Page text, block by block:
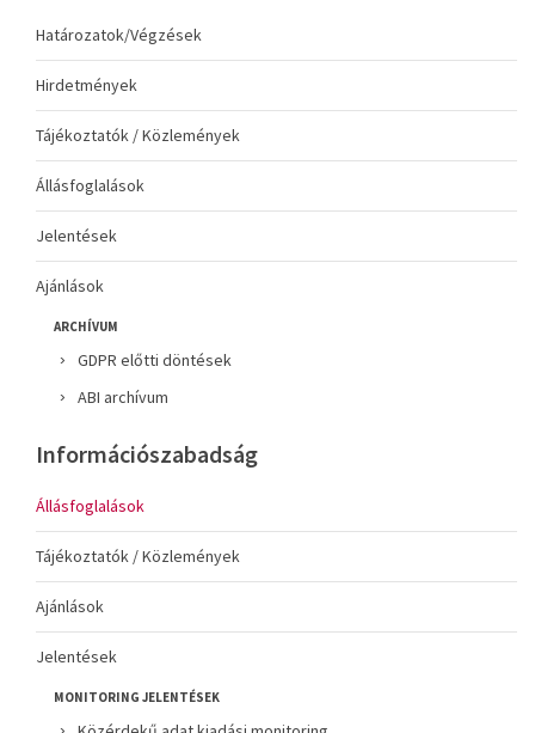
Határozatok/Végzések
Hirdetmények
Tájékoztatók / Közlemények
Állásfoglalások
Jelentések
Ajánlások
ARCHÍVUM
GDPR előtti döntések
ABI archívum
Információszabadság
Állásfoglalások
Tájékoztatók / Közlemények
Ajánlások
Jelentések
MONITORING JELENTÉSEK